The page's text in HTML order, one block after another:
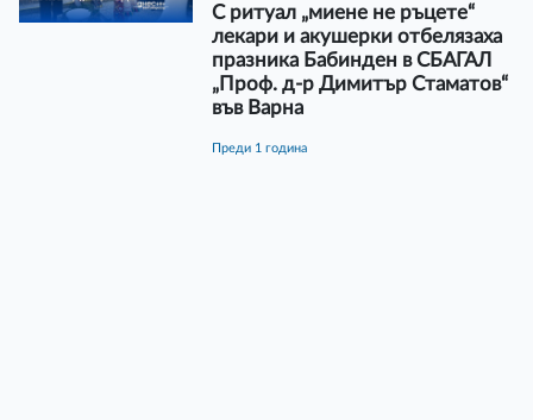
С ритуал „миене не ръцете“
лекари и акушерки отбелязаха
празника Бабинден в СБАГАЛ
„Проф. д-р Димитър Стаматов“
във Варна
преди 1 година